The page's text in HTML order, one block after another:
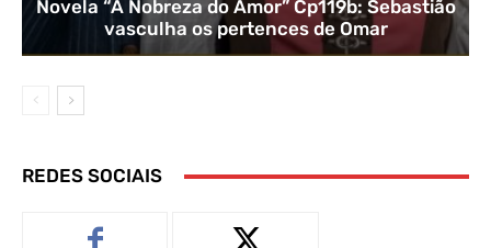
Novela “A Nobreza do Amor” Cp119b: Sebastião
vasculha os pertences de Omar
REDES SOCIAIS